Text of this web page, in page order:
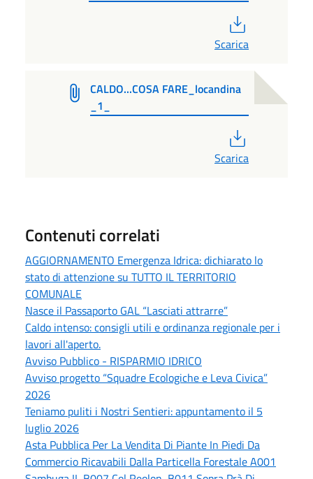
Scarica
CALDO...COSA FARE_locandina
_1_
Scarica
Contenuti correlati
AGGIORNAMENTO Emergenza Idrica: dichiarato lo
stato di attenzione su TUTTO IL TERRITORIO
COMUNALE
Nasce il Passaporto GAL “Lasciati attrarre”
Caldo intenso: consigli utili e ordinanza regionale per i
lavori all'aperto.
Avviso Pubblico - RISPARMIO IDRICO
Avviso progetto “Squadre Ecologiche e Leva Civica”
2026
Teniamo puliti i Nostri Sentieri: appuntamento il 5
luglio 2026
Asta Pubblica Per La Vendita Di Piante In Piedi Da
Commercio Ricavabili Dalla Particella Forestale A001